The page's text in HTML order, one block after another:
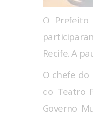
O Prefeito
Recife. A
O chefe do
do Teatro
Governo